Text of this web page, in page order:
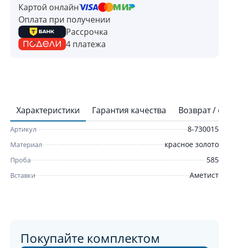
Картой онлайн
Оплата при получении
Рассрочка
4 платежа
Характеристики Гарантия качества Возврат /
Артикул 8-730015
Материал красное золото
Проба 585
Вставки Аметист
Покупайте комплектом